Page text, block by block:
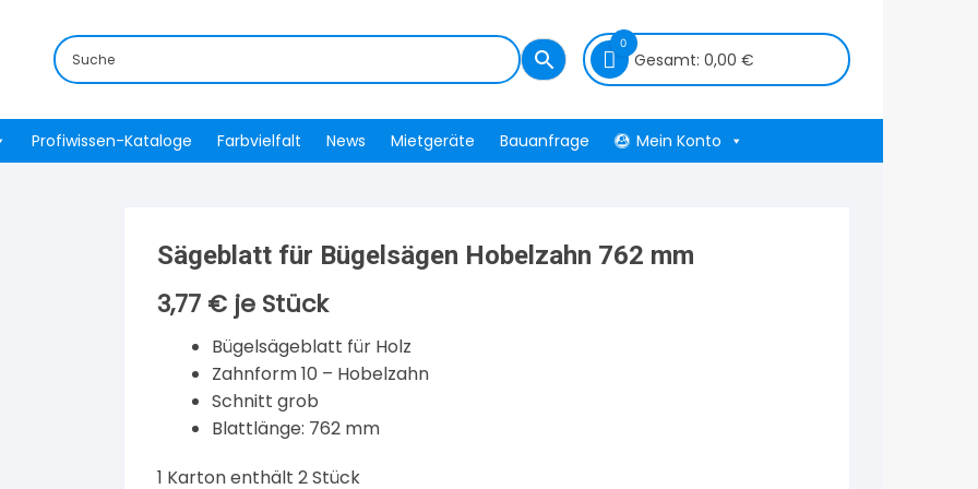
0
Gesamt: 0,00 €
Profiwissen-Kataloge Farbvielfalt News Mietgeräte Bauanfrage Mein Konto
Sägeblatt für Bügelsägen Hobelzahn 762 mm
3,77 € je Stück
Bügelsägeblatt für Holz
Zahnform 10 – Hobelzahn
Schnitt grob
Blattlänge: 762 mm
1 Karton enthält 2 Stück